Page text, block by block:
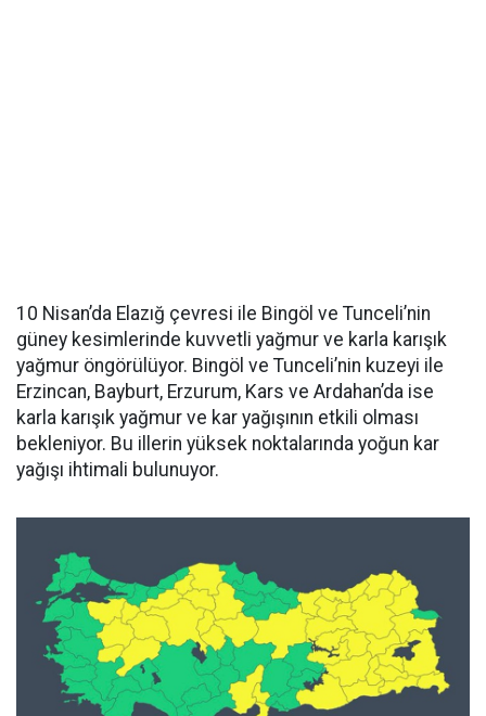
10 Nisan’da Elazığ çevresi ile Bingöl ve Tunceli’nin
güney kesimlerinde kuvvetli yağmur ve karla karışık
yağmur öngörülüyor. Bingöl ve Tunceli’nin kuzeyi ile
Erzincan, Bayburt, Erzurum, Kars ve Ardahan’da ise
karla karışık yağmur ve kar yağışının etkili olması
bekleniyor. Bu illerin yüksek noktalarında yoğun kar
yağışı ihtimali bulunuyor.